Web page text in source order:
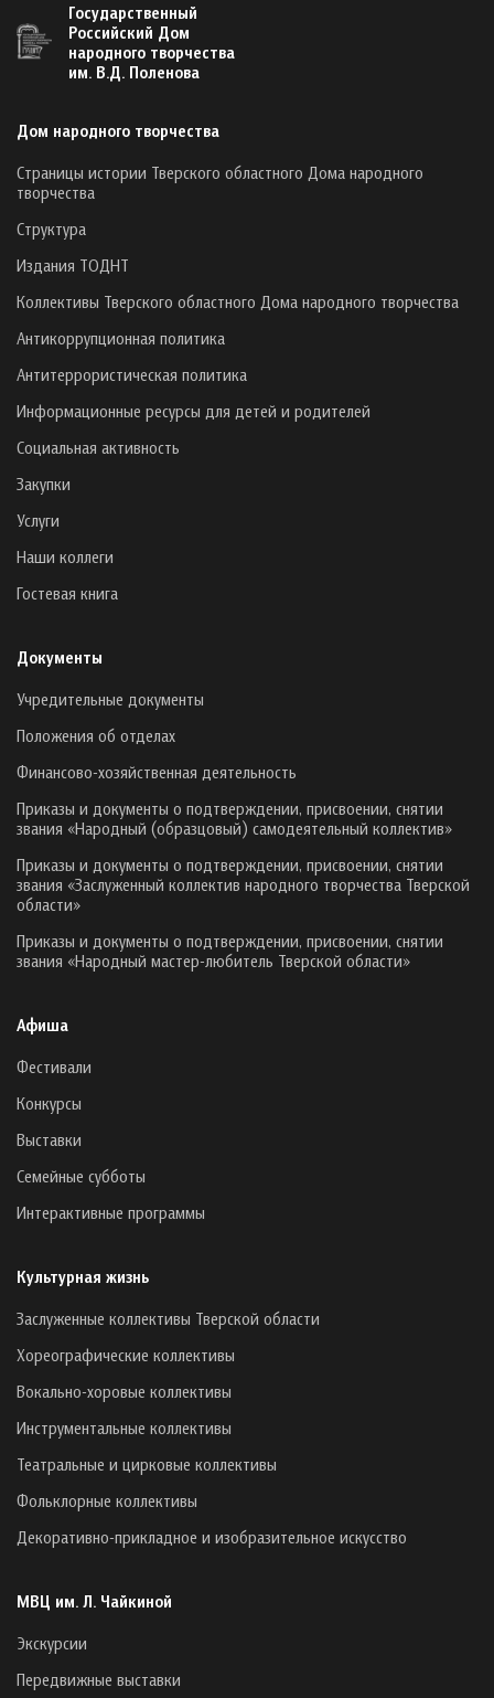
Государственный
Российский Дом
народного творчества
им. В.Д. Поленова
Дом народного творчества
Страницы истории Тверского областного Дома народного
творчества
Структура
Издания ТОДНТ
Коллективы Тверского областного Дома народного творчества
Антикоррупционная политика
Антитеррористическая политика
Информационные ресурсы для детей и родителей
Социальная активность
Закупки
Услуги
Наши коллеги
Гостевая книга
Документы
Учредительные документы
Положения об отделах
Финансово-хозяйственная деятельность
Приказы и документы о подтверждении, присвоении, снятии
звания «Народный (образцовый) самодеятельный коллектив»
Приказы и документы о подтверждении, присвоении, снятии
звания «Заслуженный коллектив народного творчества Тверской
области»
Приказы и документы о подтверждении, присвоении, снятии
звания «Народный мастер-любитель Тверской области»
Афиша
Фестивали
Конкурсы
Выставки
Семейные субботы
Интерактивные программы
Культурная жизнь
Заслуженные коллективы Тверской области
Хореографические коллективы
Вокально-хоровые коллективы
Инструментальные коллективы
Театральные и цирковые коллективы
Фольклорные коллективы
Декоративно-прикладное и изобразительное искусство
МВЦ им. Л. Чайкиной
Экскурсии
Передвижные выставки